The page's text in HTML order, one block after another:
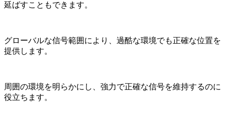
延ばすこともできます。
グローバルな信号範囲により、過酷な環境でも正確な位置を
提供します。
周囲の環境を明らかにし、強力で正確な信号を維持するのに
役立ちます。